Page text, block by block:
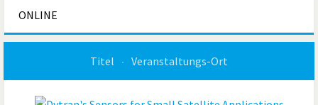
ONLINE
Titel Veranstaltungs-Ort